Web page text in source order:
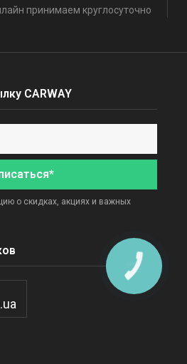
принимаем круглосуточно
CARWAY
о скидках, акциях и важных
КНОПКА
СВЯЗИ